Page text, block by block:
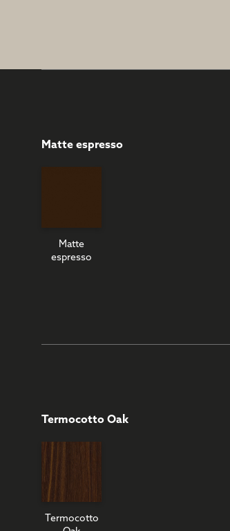
Matte espresso
Matte
espresso
Termocotto Oak
Termocotto